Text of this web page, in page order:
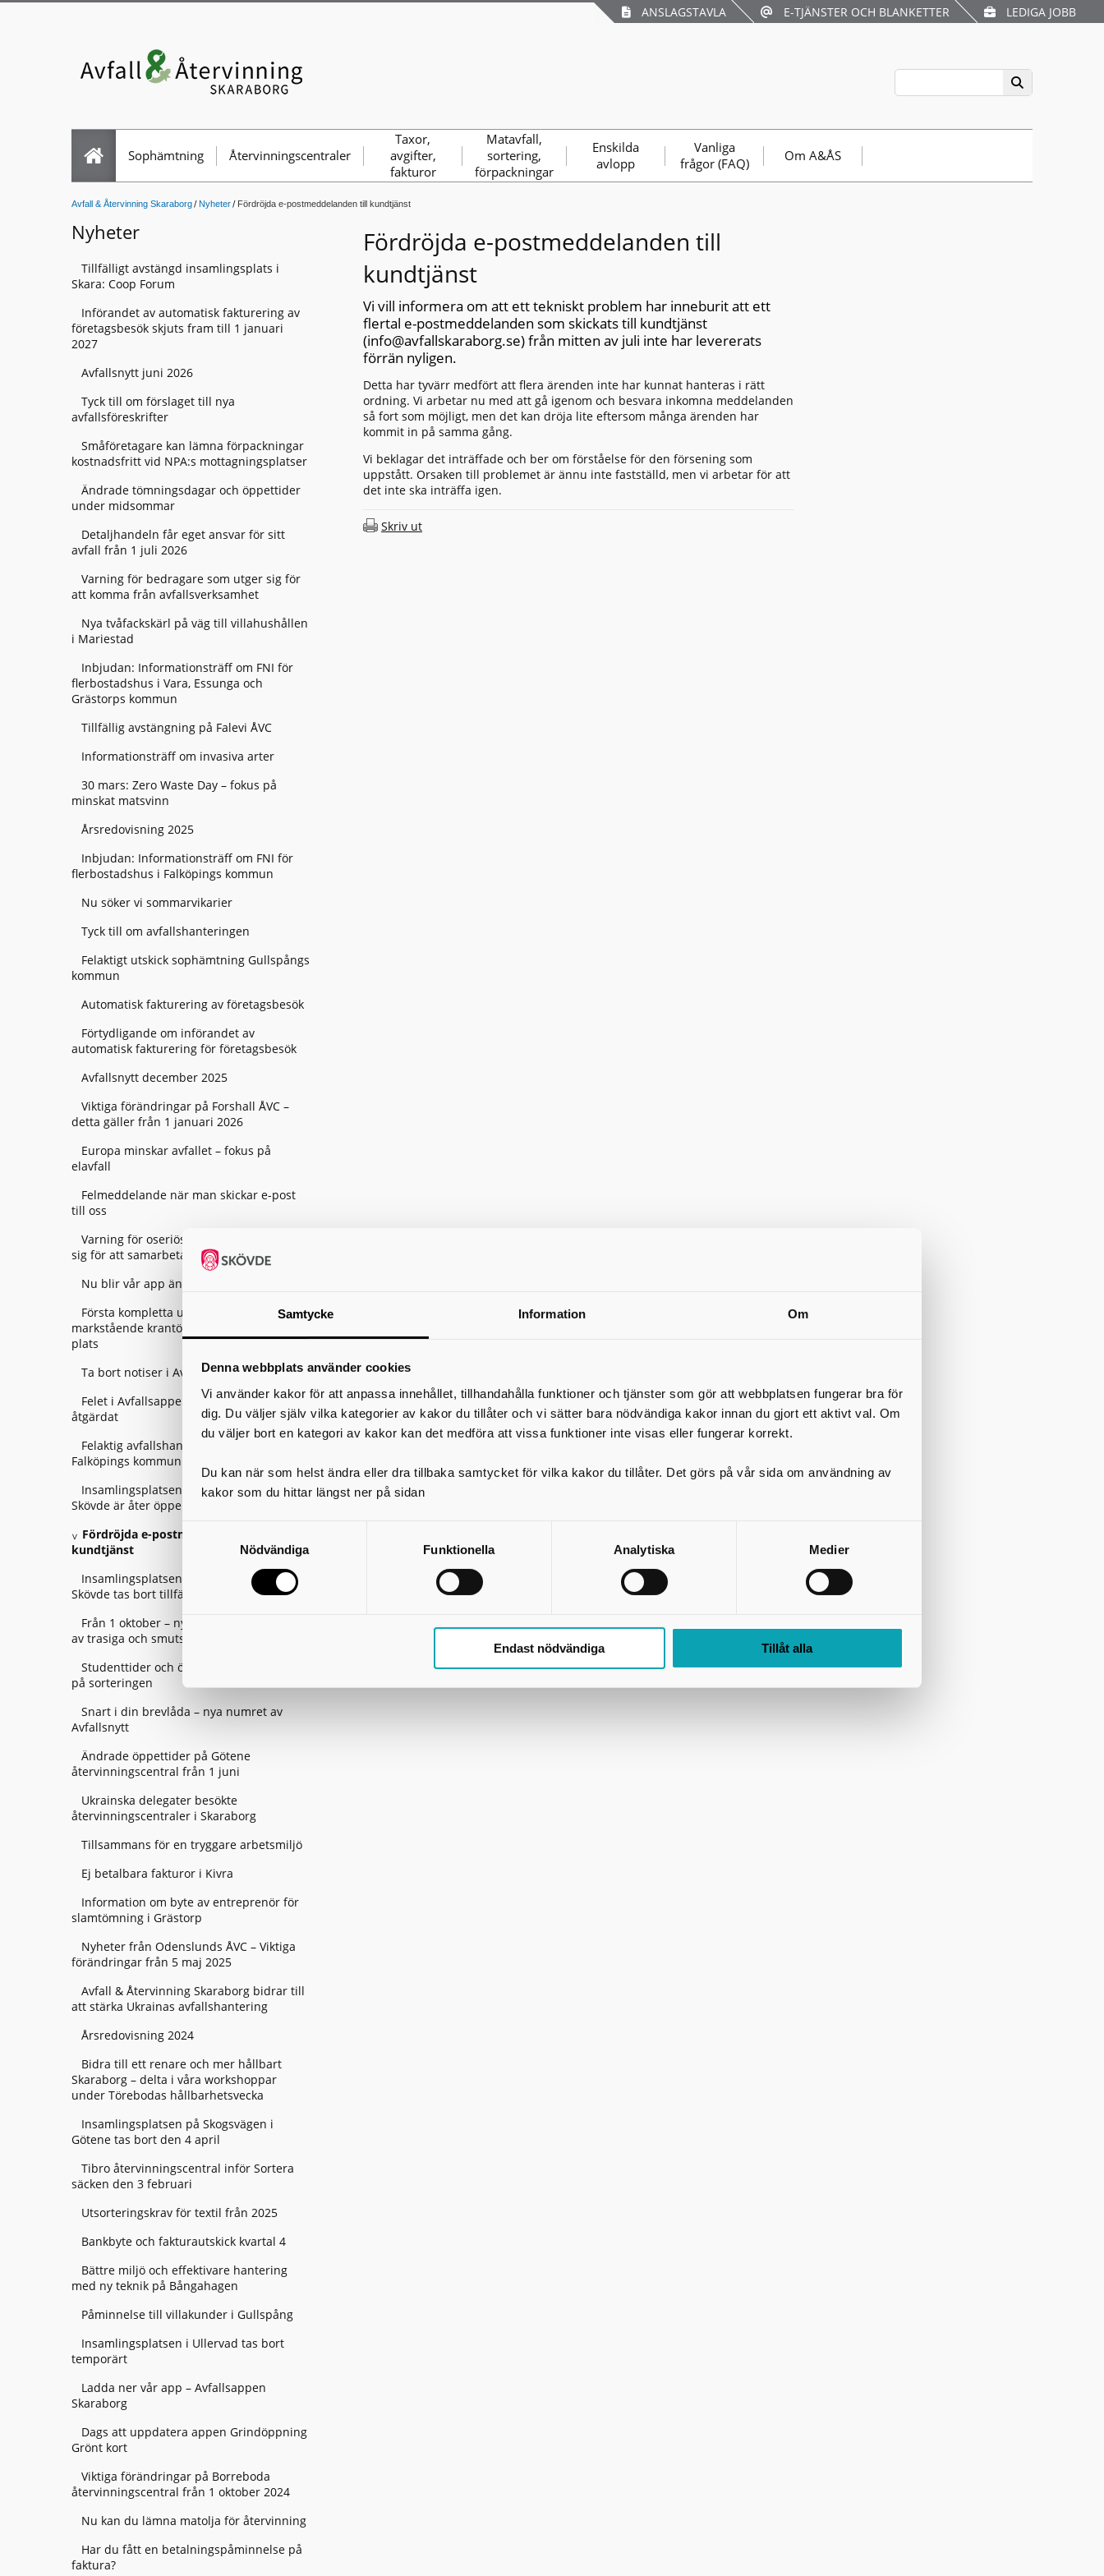
Samtycke Information Om
Denna webbplats använder cookies
Vi använder kakor för att anpassa innehållet, tillhandahålla funktioner och tjänster som gör att webbplatsen fungerar bra för
dig. Du väljer själv vilka kategorier av kakor du tillåter och vi sätter bara nödvändiga kakor innan du gjort ett aktivt val. Om
du väljer bort en kategori av kakor kan det medföra att vissa funktioner inte visas eller fungerar korrekt.
Du kan när som helst ändra eller dra tillbaka samtycket för vilka kakor du tillåter. Det görs på vår sida om användning av
kakor som du hittar längst ner på sidan
Nödvändiga Funktionella Analytiska Medier
Endast nödvändiga Tillåt alla
ANSLAGSTAVLA E-TJÄNSTER OCH BLANKETTER LEDIGA JOBB
Sophämtning Återvinningscentraler
Taxor,
avgifter,
fakturor
Matavfall,
sortering,
förpackningar
Enskilda
avlopp
Vanliga
frågor (FAQ)
Om A&ÅS
Avfall & Återvinning Skaraborg Nyheter Fördröjda e-postmeddelanden till kundtjänst
Nyheter
Tillfälligt avstängd insamlingsplats i
Skara: Coop Forum
Införandet av automatisk fakturering av
företagsbesök skjuts fram till 1 januari
2027
Avfallsnytt juni 2026
Tyck till om förslaget till nya
avfallsföreskrifter
Småföretagare kan lämna förpackningar
kostnadsfritt vid NPA:s mottagningsplatser
Ändrade tömningsdagar och öppettider
under midsommar
Detaljhandeln får eget ansvar för sitt
avfall från 1 juli 2026
Varning för bedragare som utger sig för
att komma från avfallsverksamhet
Nya tvåfackskärl på väg till villahushållen
i Mariestad
Inbjudan: Informationsträff om FNI för
flerbostadshus i Vara, Essunga och
Grästorps kommun
Tillfällig avstängning på Falevi ÅVC
Informationsträff om invasiva arter
30 mars: Zero Waste Day – fokus på
minskat matsvinn
Årsredovisning 2025
Inbjudan: Informationsträff om FNI för
flerbostadshus i Falköpings kommun
Nu söker vi sommarvikarier
Tyck till om avfallshanteringen
Felaktigt utskick sophämtning Gullspångs
kommun
Automatisk fakturering av företagsbesök
Förtydligande om införandet av
automatisk fakturering för företagsbesök
Avfallsnytt december 2025
Viktiga förändringar på Forshall ÅVC –
detta gäller från 1 januari 2026
Europa minskar avfallet – fokus på
elavfall
Felmeddelande när man skickar e-post
till oss
Varning för oseriösa företag som utger
sig för att samarbeta med Skara kommun
Nu blir vår app ännu smartare!
Första kompletta uppsättningen
markstående krantömmande behållare på
plats
Ta bort notiser i Avfallsappen Skaraborg
Felet i Avfallsappen Skaraborg är
åtgärdat
Felaktig avfallshantering av entreprenör i
Falköpings kommun
Insamlingsplatsen vid Södermalms IP i
Skövde är åter öppen
Fördröjda e-postmeddelanden till
kundtjänst
Insamlingsplatsen vid Billingehov i
Skövde tas bort tillfälligt – från 21 augusti
Från 1 oktober – nya regler för hantering
av trasiga och smutsiga textilier
Studenttider och övriga firanden– tänk
på sorteringen
Snart i din brevlåda – nya numret av
Avfallsnytt
Ändrade öppettider på Götene
återvinningscentral från 1 juni
Ukrainska delegater besökte
återvinningscentraler i Skaraborg
Tillsammans för en tryggare arbetsmiljö
Ej betalbara fakturor i Kivra
Information om byte av entreprenör för
slamtömning i Grästorp
Nyheter från Odenslunds ÅVC – Viktiga
förändringar från 5 maj 2025
Avfall & Återvinning Skaraborg bidrar till
att stärka Ukrainas avfallshantering
Årsredovisning 2024
Bidra till ett renare och mer hållbart
Skaraborg – delta i våra workshoppar
under Törebodas hållbarhetsvecka
Insamlingsplatsen på Skogsvägen i
Götene tas bort den 4 april
Tibro återvinningscentral inför Sortera
säcken den 3 februari
Utsorteringskrav för textil från 2025
Bankbyte och fakturautskick kvartal 4
Bättre miljö och effektivare hantering
med ny teknik på Bångahagen
Påminnelse till villakunder i Gullspång
Insamlingsplatsen i Ullervad tas bort
temporärt
Ladda ner vår app – Avfallsappen
Skaraborg
Dags att uppdatera appen Grindöppning
Grönt kort
Viktiga förändringar på Borreboda
återvinningscentral från 1 oktober 2024
Nu kan du lämna matolja för återvinning
Har du fått en betalningspåminnelse på
faktura?
Fördröjda e-postmeddelanden till
kundtjänst
Vi vill informera om att ett tekniskt problem har inneburit att ett
flertal e-postmeddelanden som skickats till kundtjänst
(info@avfallskaraborg.se) från mitten av juli inte har levererats
förrän nyligen.
Detta har tyvärr medfört att flera ärenden inte har kunnat hanteras i rätt
ordning. Vi arbetar nu med att gå igenom och besvara inkomna meddelanden
så fort som möjligt, men det kan dröja lite eftersom många ärenden har
kommit in på samma gång.
Vi beklagar det inträffade och ber om förståelse för den försening som
uppstått. Orsaken till problemet är ännu inte fastställd, men vi arbetar för att
det inte ska inträffa igen.
Skriv ut